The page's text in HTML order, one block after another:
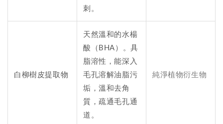
刺。
白柳樹皮提取物
天然溫和的水楊
酸（BHA）。具
脂溶性，能深入
毛孔溶解油脂污
垢，溫和去角
質，疏通毛孔通
道。
純淨植物衍生物